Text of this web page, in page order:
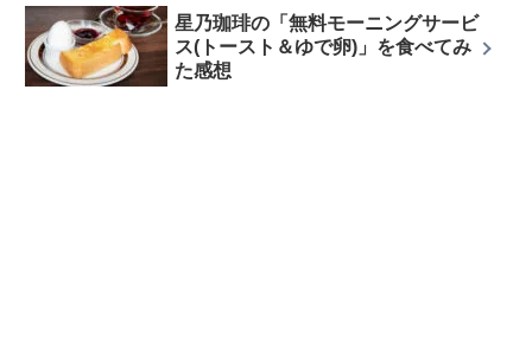
星乃珈琲の「無料モーニングサービ
ス(トースト＆ゆで卵)」を食べてみ
た感想